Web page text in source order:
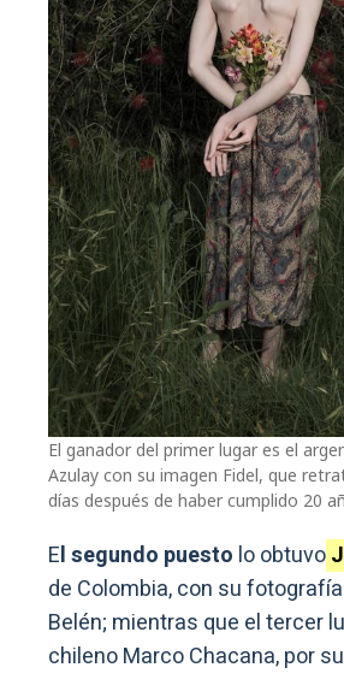
El ganador del primer lugar es el
Azulay con su imagen Fidel, que
días después de haber cumplido 20
El segundo puesto lo obtuvo
de Colombia, con su
Belén; mientras que el tercer
chileno Marco Chacana, por